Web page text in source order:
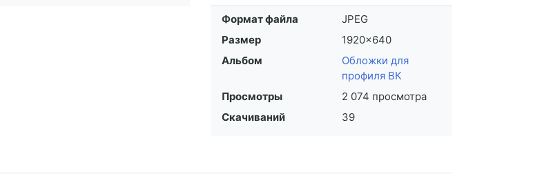
Формат файла
JPEG
Размер
1920×640
Альбом
Обложки для
профиля ВК
Просмотры
2 074 просмотра
Скачиваний
39